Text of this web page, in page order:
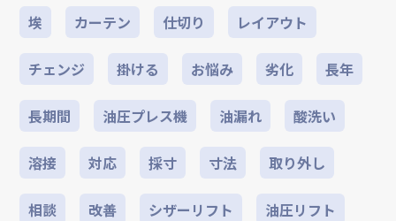
埃 カーテン 仕切り レイアウト
チェンジ 掛ける お悩み 劣化 長年
長期間 油圧プレス機 油漏れ 酸洗い
溶接 対応 採寸 寸法 取り外し
相談 改善 シザーリフト 油圧リフト